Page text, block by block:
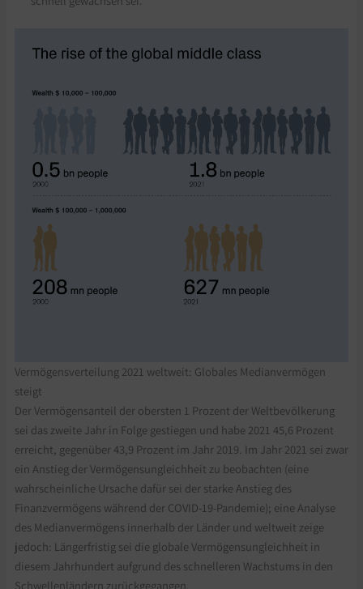
Vermögensverteilung 2021 weltweit: Globales Medianvermögen
steigt
Der Vermögensanteil der obersten 1 Prozent der Weltbevölkerung
sei das zweite Jahr in Folge gestiegen und habe 2021 45,6 Prozent
erreicht, gegenüber 43,9 Prozent im Jahr 2019. Im Jahr 2021 sei zwar
ein Anstieg der Vermögensungleichheit zu beobachten (eine
wahrscheinliche Ursache dafür sei der starke Anstieg des
Finanzvermögens während der COVID-19-Pandemie); eine Analyse
des Medianvermögens innerhalb der Länder und weltweit zeige
jedoch: Längerfristig sei die globale Vermögensungleichheit in
diesem Jahrhundert aufgrund des schnelleren Wachstums in den
Schwellenländern zurückgegangen.